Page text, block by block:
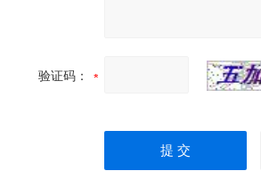
验证码：